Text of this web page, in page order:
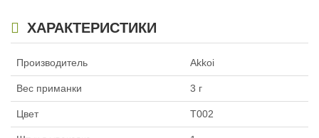
Блесна форелевая Akkoi Twist
ХАРАКТЕРИСТИКИ
Производитель Akkoi
Вес приманки 3 г
Цвет T002